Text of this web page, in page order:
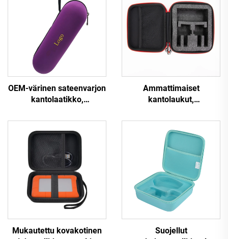
OEM-värinen sateenvarjon
kantolaatikko,
sylinterimäinen EVA-
hiustyyli- ja -
leikkurityökalujen
säilytyslaatikko
vetoketjuilla, kätevä
kantaa ja säilyttää
Ammattimaiset
kantolaukut,
kuljetuslaatikko,
mukautettu sisäinen EVA-
kumilaatikko
työkalulaukkuun
Mukautettu kovakotinen
Suojellut